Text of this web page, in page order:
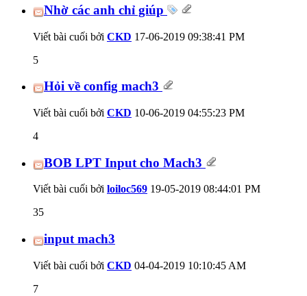
Nhờ các anh chỉ giúp
Viết bài cuối bởi CKD 17-06-2019 09:38:41 PM
5
Hỏi về config mach3
Viết bài cuối bởi CKD 10-06-2019 04:55:23 PM
4
BOB LPT Input cho Mach3
Viết bài cuối bởi loiloc569 19-05-2019 08:44:01 PM
35
input mach3
Viết bài cuối bởi CKD 04-04-2019 10:10:45 AM
7